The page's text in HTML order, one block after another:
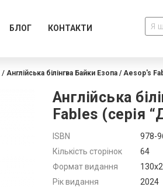
БЛОГ КОНТАКТИ
Англійська білінгва Байки Езопа / Aesop's
Англійська
Fables (серія
Додатково
ISBN
978-
Кількість сторінок
64
Формат видання
Рік видання
2024